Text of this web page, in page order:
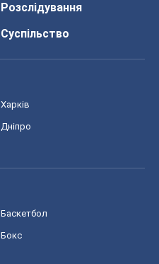
Розслідування
Суспільство
Харків
Дніпро
Баскетбол
Бокс